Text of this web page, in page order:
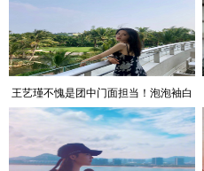
王艺瑾不愧是团中门面担当！泡泡袖白
衬衫配牛仔裤，满满初恋感